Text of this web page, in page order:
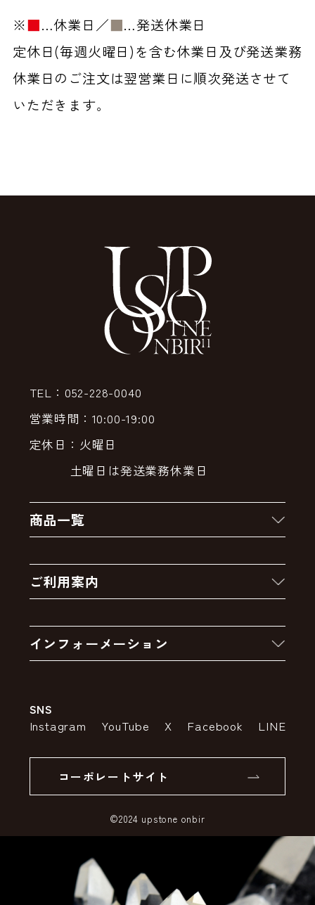
※■…休業日／■…発送休業日
定休日(毎週火曜日)を含む休業日及び発送業務
休業日のご注文は翌営業日に順次発送させて
いただきます。
TEL：052-228-0040
営業時間：10:00-19:00
定休日：火曜日
土曜日は発送業務休業日
商品一覧
クーポン
卸販売・大量注文
アウトレットセール
ご利用案内
お支払いについて
インフォーメーション
特定商取引法の表示
SSLサーバー証明書とは
SNS
Instagram YouTube X Facebook LINE
コーポレートサイト
©2024 upstone onbir